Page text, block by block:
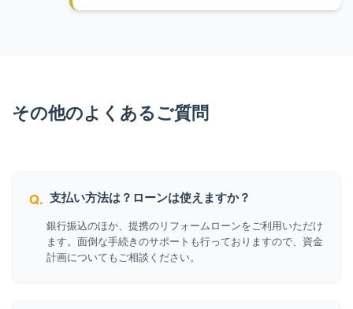
その他のよくあるご質問
Q. 支払い方法は？ローンは使えますか？
銀行振込のほか、提携のリフォームローンをご利用いただけ
ます。面倒な手続きのサポートも行っておりますので、資金
計画についてもご相談ください。